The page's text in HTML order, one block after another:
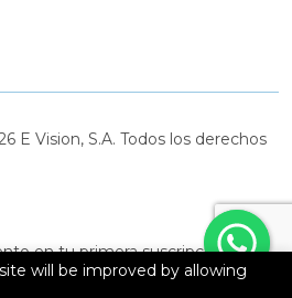
E Vision, S.A. Todos los derechos
en tu primera suscripción
will be improved by allowing